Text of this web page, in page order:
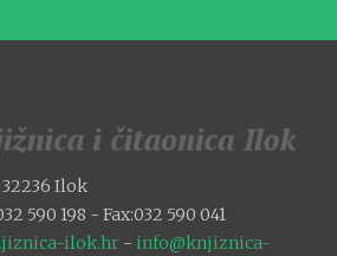
Ilok
590 198 - Fax:032 590 041
ilok.hr - info@knjiznica-